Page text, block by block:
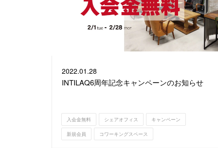
2022.01.28
INTILAQ6周年記念キャンペーンのお知らせ
入会金無料 シェアオフィス キャンペーン
新規会員 コワーキングスペース